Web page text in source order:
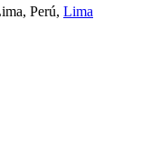
Perú, Lima